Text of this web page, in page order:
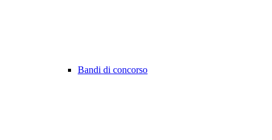
Bandi di concorso